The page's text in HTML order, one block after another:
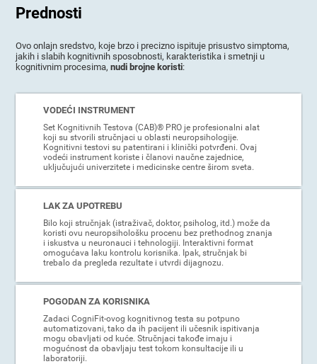
Prednosti
Ovo onlajn sredstvo, koje brzo i precizno ispituje prisustvo simptoma,
jakih i slabih kognitivnih sposobnosti, karakteristika i smetnji u
kognitivnim procesima,nudi brojne koristi:
VODEĆI INSTRUMENT
Set Kognitivnih Testova (CAB)® PRO je profesionalni alat
koji su stvorili stručnjaci u oblasti neuropsihologije.
Kognitivni testovi su patentirani i klinički potvrđeni. Ovaj
vodeći instrument koriste i članovi naučne zajednice,
uključujući univerzitete i medicinske centre širom sveta.
LAK ZA UPOTREBU
Bilo koji stručnjak (istraživač, doktor, psiholog, itd.) može da
koristi ovu neuropsihološku procenu bez prethodnog znanja
i iskustva u neuronauci i tehnologiji. Interaktivni format
omogućava laku kontrolu korisnika. Ipak, stručnjak bi
trebalo da pregleda rezultate i utvrdi dijagnozu.
POGODAN ZA KORISNIKA
Zadaci CogniFit-ovog kognitivnog testa su potpuno
automatizovani, tako da ih pacijent ili učesnik ispitivanja
mogu obavljati od kuće. Stručnjaci takođe imaju i
mogućnost da obavljaju test tokom konsultacije ili u
laboratoriji.